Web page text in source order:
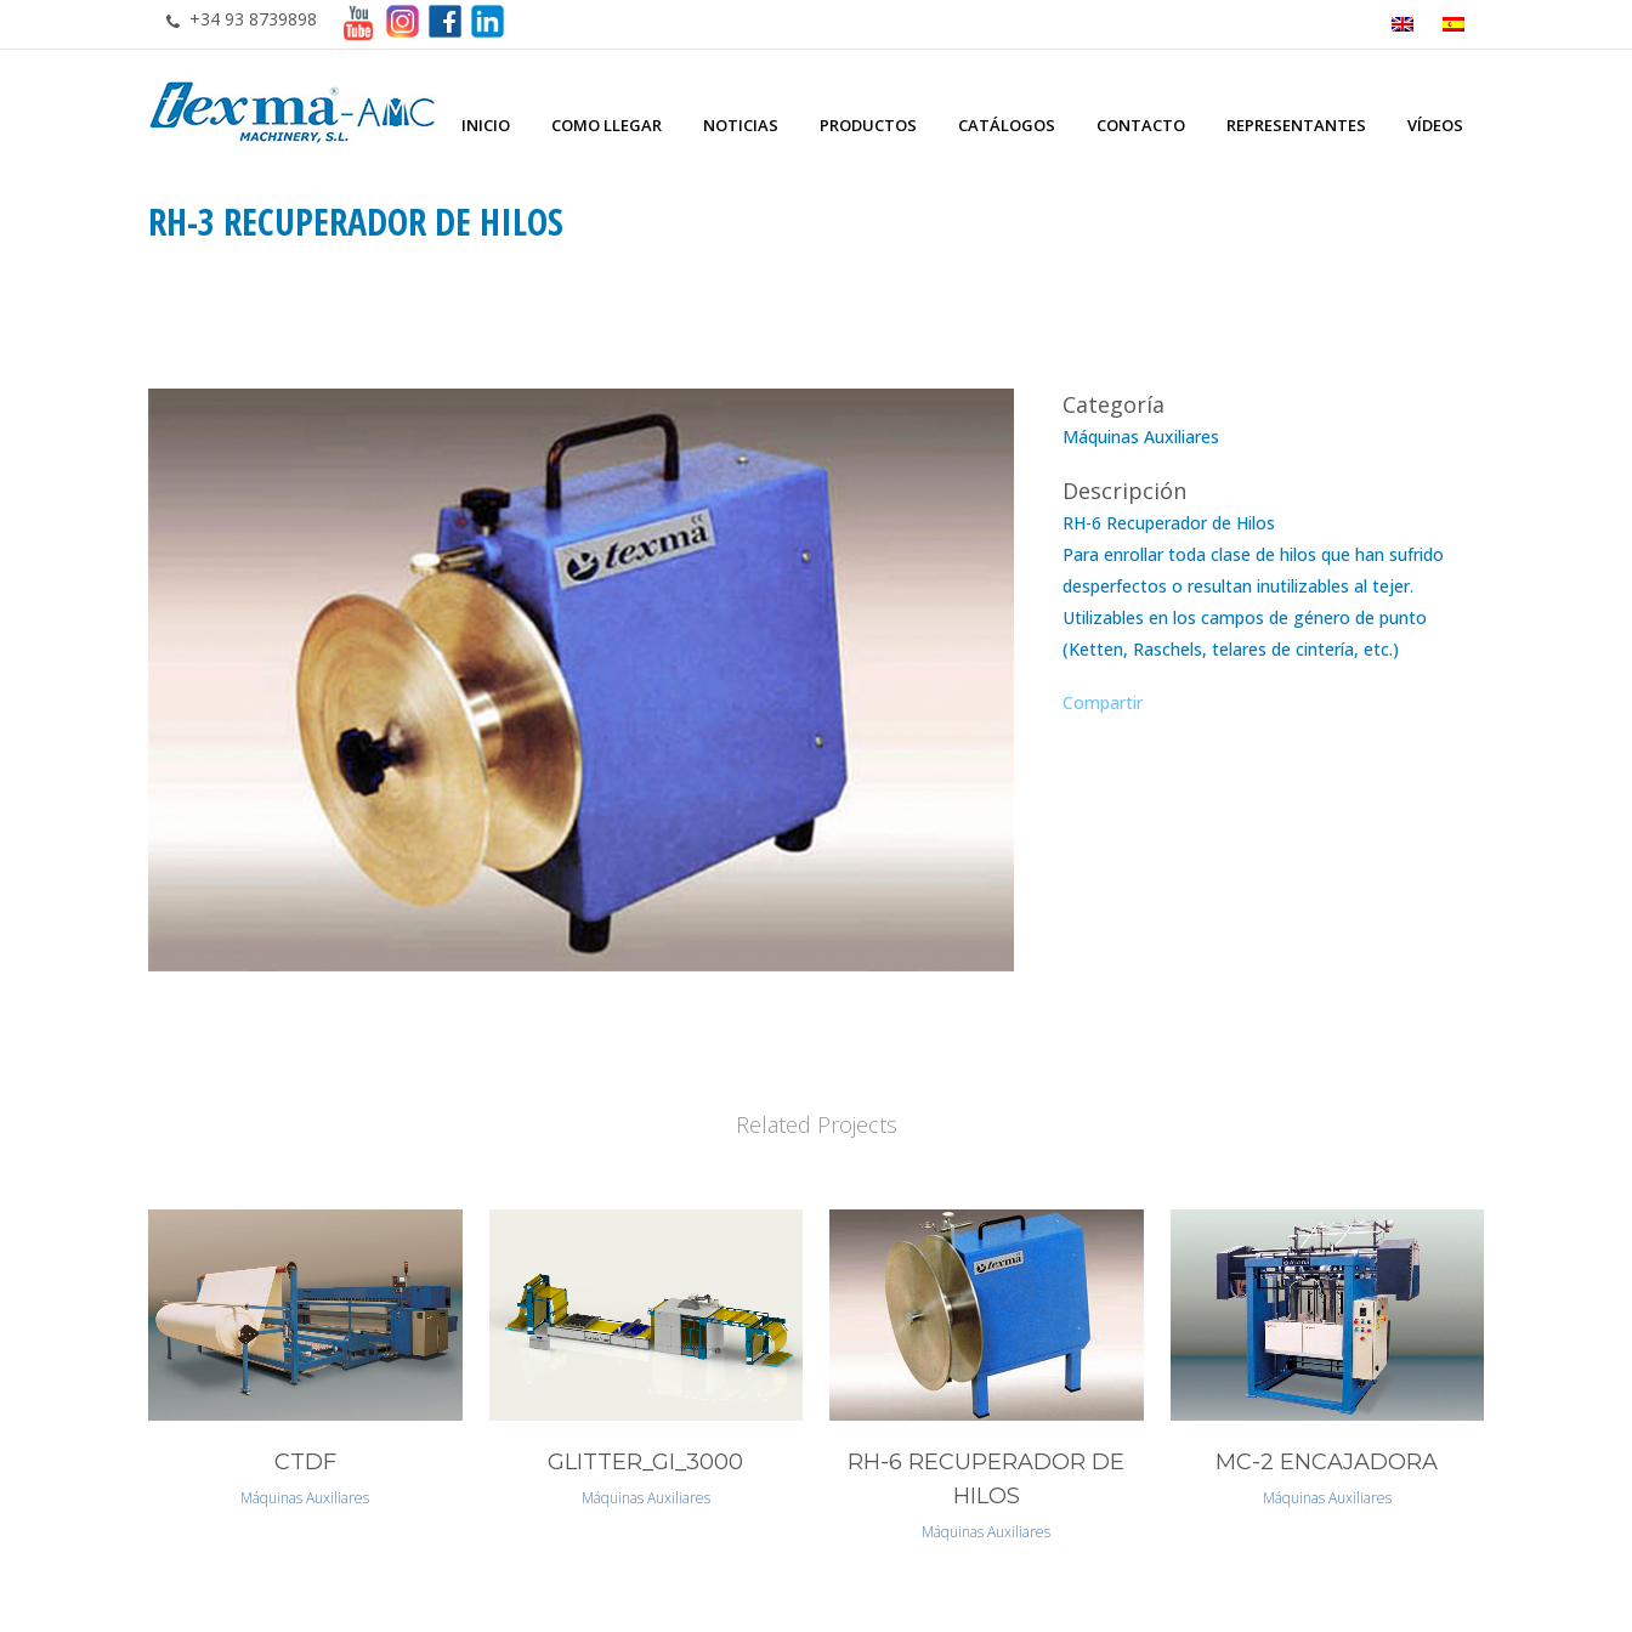
+34 93 8739898
INICIO COMO LLEGAR NOTICIAS PRODUCTOS CATÁLOGOS CONTACTO REPRESENTANTES VÍDEOS
RH-3 RECUPERADOR DE HILOS
Categoría
Máquinas Auxiliares
Descripción
RH-6 Recuperador de Hilos
Para enrollar toda clase de hilos que han sufrido
desperfectos o resultan inutilizables al tejer.
Utilizables en los campos de género de punto
(Ketten, Raschels, telares de cintería, etc.)
Compartir
Related Projects
VIEW
CTDF
Máquinas Auxiliares
VIEW
GLITTER_GI_3000
Máquinas Auxiliares
VIEW
RH-6 RECUPERADOR DE
HILOS
Máquinas Auxiliares
VIEW
MC-2 ENCAJADORA
Máquinas Auxiliares